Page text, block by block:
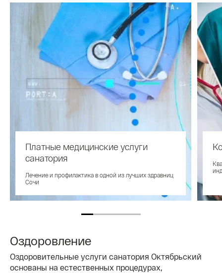
Платные медицинские услуги
санатория
Лечение и профилактика в одной из лучших здравниц
Сочи
Оздоровление
Оздоровительные услуги санатория Октябрьский
основаны на естественных процедурах,